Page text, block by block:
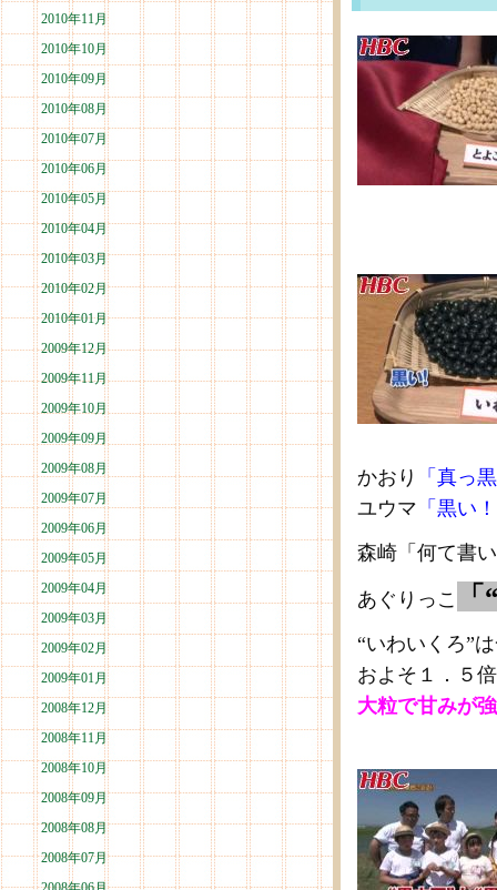
2010年11月
2010年10月
2010年09月
2010年08月
2010年07月
2010年06月
2010年05月
2010年04月
2010年03月
2010年02月
2010年01月
2009年12月
2009年11月
2009年10月
2009年09月
2009年08月
2009年07月
2009年06月
2009年05月
2009年04月
2009年03月
2009年02月
2009年01月
2008年12月
2008年11月
2008年10月
2008年09月
2008年08月
2008年07月
かおり
「真っ
ユウマ 「黒い
森崎「何て書
あぐりっこ
“いわいくろ”
およそ１．５
大粒で甘みが